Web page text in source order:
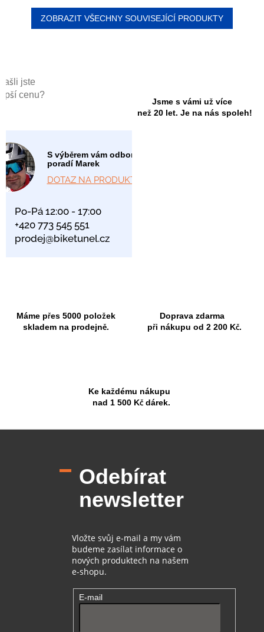
jste
cenu?
S výběrem vám odborně
poradí Marek
DOTAZ NA PRODUKT
Po-Pá 12:00 - 17:00
+420 773 545 551
prodej@biketunel.cz
Jsme s vámi už více
než 20 let. Je na nás spoleh!
Máme přes 5000 položek
skladem na prodejně.
Doprava zdarma
při nákupu od 2 200 Kč.
Ke každému nákupu
nad 1 500 Kč dárek.
ZOBRAZIT VŠECHNY SOUVISEJÍCÍ PRODUKTY
Odebírat
newsletter
Vložte svůj e-mail a my vám
budeme zasílat informace o
nových produktech na našem
e-shopu.
E-mail